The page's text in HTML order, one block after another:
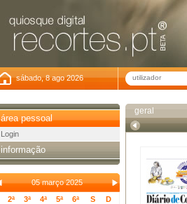
sábado, 8 ago 2026
área pessoal
Login
informação
05 março 2025
2ª
3ª 4ª 5ª 6ª S
D
geral